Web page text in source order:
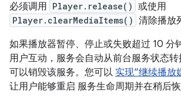
必须调用 Player.release() 或使用
Player.clearMediaItems() 清除播放
如果播放器暂停、停止或失败超过 10 分
用户互动，服务会自动从前台服务状态
可以销毁该服务。您可以 实现“继续播放
让用户能够重启 服务生命周期并在稍后恢